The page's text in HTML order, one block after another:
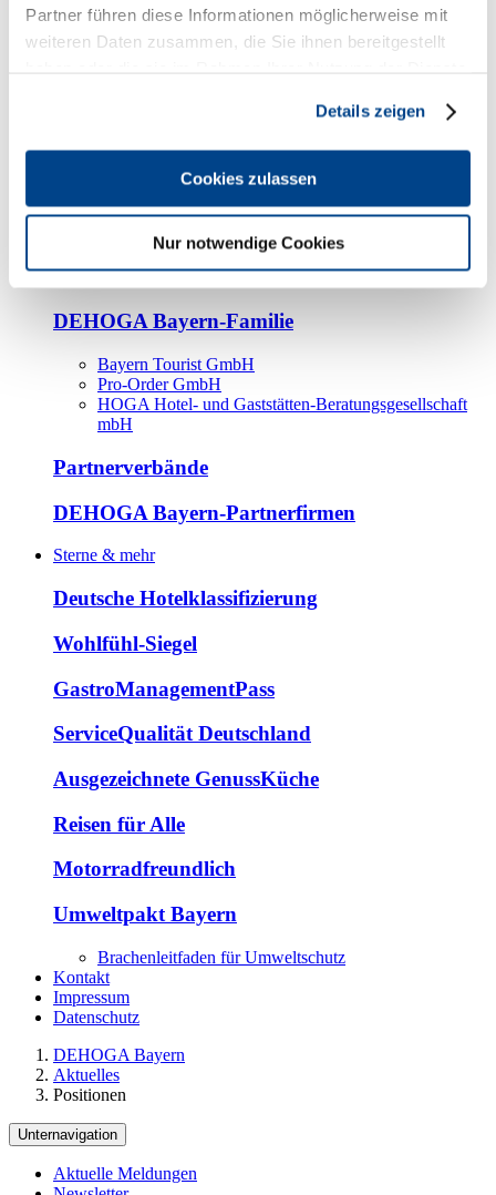
Partner führen diese Informationen möglicherweise mit
weiteren Daten zusammen, die Sie ihnen bereitgestellt
Details zeigen
Cookies zulassen
Nur notwendige Cookies
Kooperationspartner
Tourismusorganisationen
Bayern Tourismus Marketing GmbH
DEHOGA-Familie
Bundesverband
Fachverbände
DEHOGA Bayern-Familie
Bayern Tourist GmbH
Pro-Order GmbH
HOGA Hotel- und Gaststätten-Beratungsgesellschaft
mbH
Partnerverbände
DEHOGA Bayern-Partnerfirmen
Sterne & mehr
Deutsche Hotelklassifizierung
Wohlfühl-Siegel
GastroManagementPass
ServiceQualität Deutschland
Ausgezeichnete GenussKüche
Reisen für Alle
Motorradfreundlich
Umweltpakt Bayern
Brachenleitfaden für Umweltschutz
Kontakt
Impressum
Datenschutz
DEHOGA Bayern
Aktuelles
Positionen
Unternavigation
Aktuelle Meldungen